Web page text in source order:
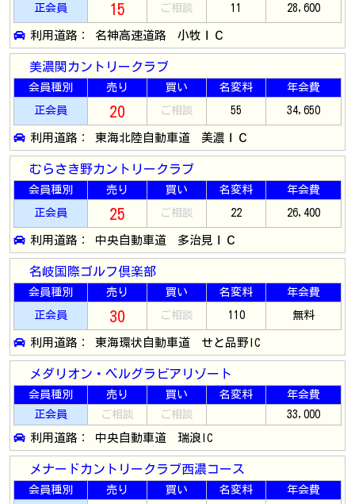
正会員 15 ご相談 11 28,600
利用道路： 名神高速道路 小牧ＩＣ
美濃関カントリークラブ
会員種別 売り 買い 名変料 年会費
正会員 20 ご相談 55 34,650
利用道路： 東海北陸自動車道 美濃ＩＣ
むらさき野カントリークラブ
会員種別 売り 買い 名変料 年会費
正会員 25 ご相談 22 26,400
利用道路： 中央自動車道 多治見ＩＣ
名岐国際ゴルフ倶楽部
会員種別 売り 買い 名変料 年会費
正会員 30 ご相談 110 無料
利用道路： 東海環状自動車道 せと品野IC
メダリオン・ベルグラビアリゾート
会員種別 売り 買い 名変料
年会費
正会員
ご相談 ご相談 33,000
利用道路： 中央自動車道 瑞浪IC
メナードカントリークラブ西濃コース
会員種別 売り 買い 名変料 年会費